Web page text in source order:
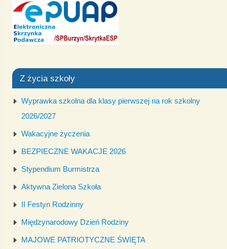
Z życia szkoły
Wyprawka szkolna dla klasy pierwszej na rok szkolny
2026/2027
Wakacyjne życzenia
BEZPIECZNE WAKACJE 2026
Stypendium Burmistrza
Aktywna Zielona Szkoła
II Festyn Rodzinny
Międzynarodowy Dzień Rodziny
MAJOWE PATRIOTYCZNE ŚWIĘTA